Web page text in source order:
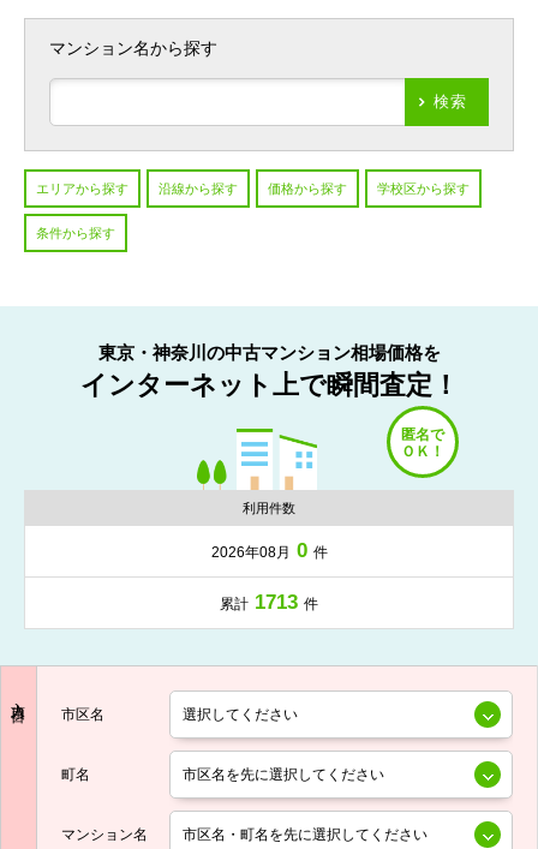
マンション名から探す
検索
エリアから探す 沿線から探す 価格から探す 学校区から探す
条件から探す
東京・神奈川の中古マンション相場価格を
インターネット上で瞬間査定！
利用件数
2026年08月 0 件
累計 1713 件
市区名
町名
マンション名